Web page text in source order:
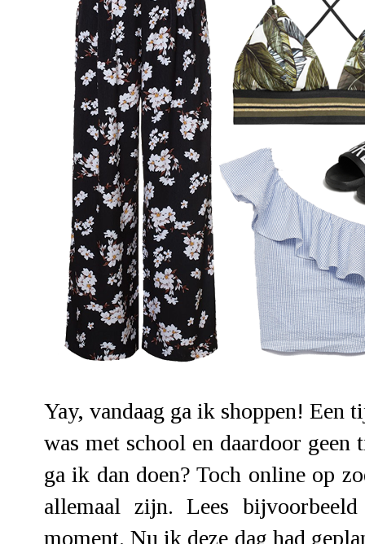
Yay, vandaag ga ik shoppen! Een
was met school en daardoor
ga ik dan doen? Toch online op
allemaal zijn. Lees
moment. Nu ik deze dag had